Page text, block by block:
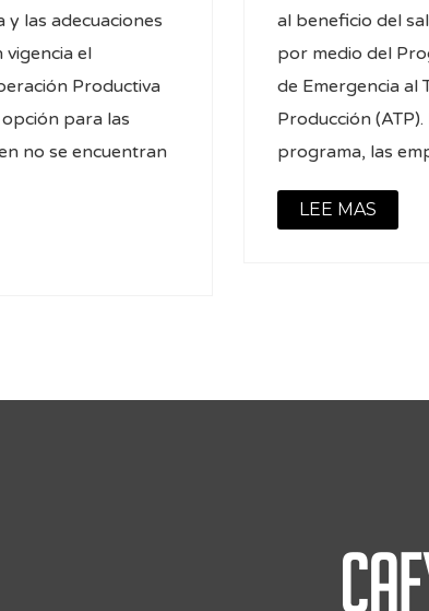
y las adecuaciones
vigencia el
Productiva
para las
no se encuentran
al beneficio del
por medio del
de Emergencia al
Producción
programa, las
LEE MAS